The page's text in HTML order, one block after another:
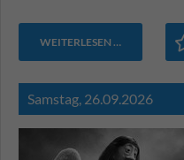
WEITERLESEN …
Samstag, 26.09.2026